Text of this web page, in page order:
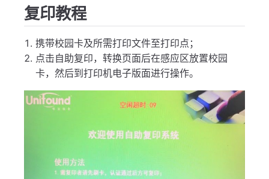
复印教程
携带校园卡及所需打印文件至打印点；
点击自助复印，转换页面后在感应区放置校园
卡，然后到打印机电子版面进行操作。